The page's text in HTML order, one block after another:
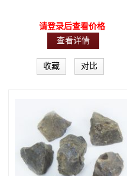
请登录后查看价格
查看详情
收藏 对比